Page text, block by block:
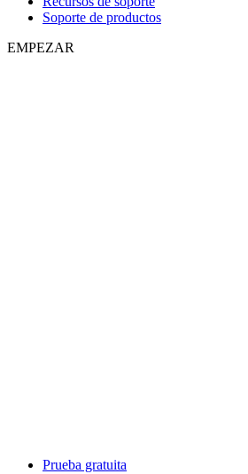
Soporte de productos
EMPEZAR
Prueba gratuita